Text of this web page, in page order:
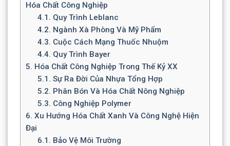
Hóa Chất Công Nghiệp
4.1. Quy Trình Leblanc
4.2. Ngành Xà Phòng Và Mỹ Phẩm
4.3. Cuộc Cách Mạng Thuốc Nhuộm
4.4. Quy Trình Bayer
5. Hóa Chất Công Nghiệp Trong Thế Kỷ XX
5.1. Sự Ra Đời Của Nhựa Tổng Hợp
5.2. Phân Bón Và Hóa Chất Nông Nghiệp
5.3. Công Nghiệp Polymer
6. Xu Hướng Hóa Chất Xanh Và Công Nghệ Hiện
Đại
6.1. Bảo Vệ Môi Trường